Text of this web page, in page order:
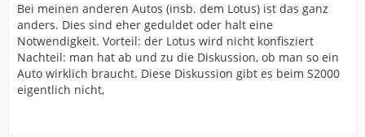
Bei meinen anderen Autos (insb. dem Lotus) ist das ganz
anders. Dies sind eher geduldet oder halt eine
Notwendigkeit. Vorteil: der Lotus wird nicht konfisziert
Nachteil: man hat ab und zu die Diskussion, ob man so ein
Auto wirklich braucht. Diese Diskussion gibt es beim S2000
eigentlich nicht,